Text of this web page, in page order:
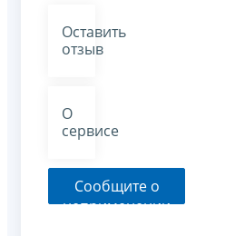
Оставить
отзыв
О
сервисе
Сообщите о
неприменении